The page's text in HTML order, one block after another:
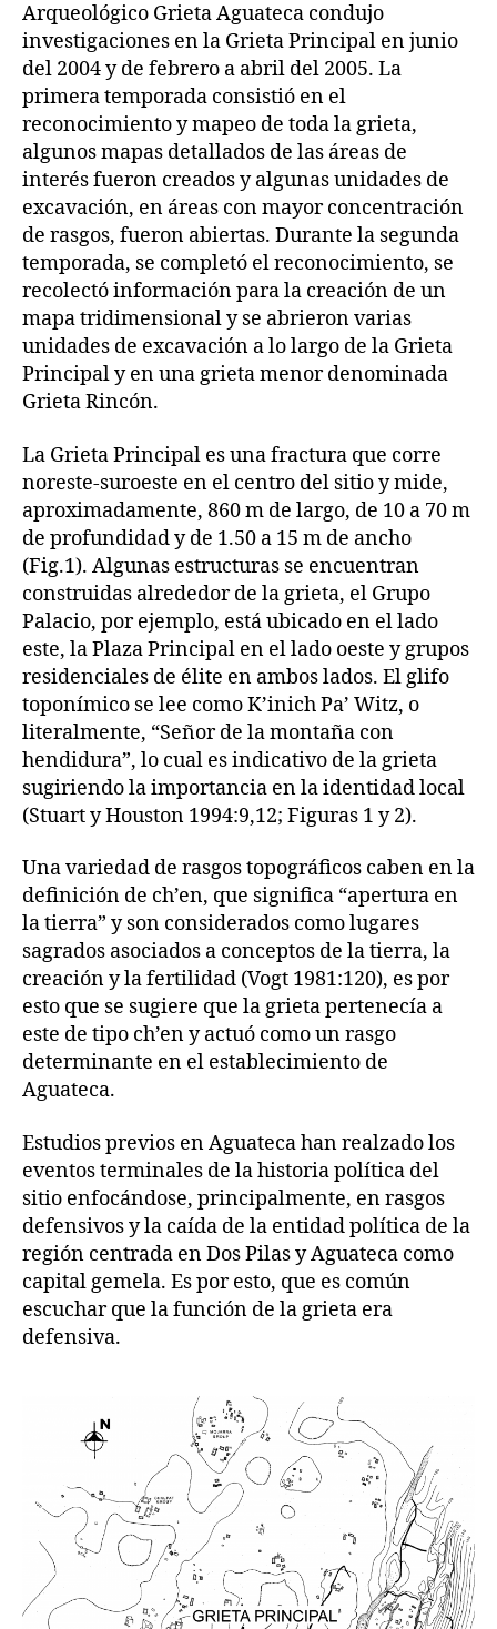
Arqueológico Grieta Aguateca condujo
investigaciones en la Grieta Principal en junio
del 2004 y de febrero a abril del 2005. La
primera temporada consistió en el
reconocimiento y mapeo de toda la grieta,
algunos mapas detallados de las áreas de
interés fueron creados y algunas unidades de
excavación, en áreas con mayor concentración
de rasgos, fueron abiertas. Durante la segunda
temporada, se completó el reconocimiento, se
recolectó información para la creación de un
mapa tridimensional y se abrieron varias
unidades de excavación a lo largo de la Grieta
Principal y en una grieta menor denominada
Grieta Rincón.
La Grieta Principal es una fractura que corre
noreste-suroeste en el centro del sitio y mide,
aproximadamente, 860 m de largo, de 10 a 70 m
de profundidad y de 1.50 a 15 m de ancho
(Fig.1). Algunas estructuras se encuentran
construidas alrededor de la grieta, el Grupo
Palacio, por ejemplo, está ubicado en el lado
este, la Plaza Principal en el lado oeste y grupos
residenciales de élite en ambos lados. El glifo
toponímico se lee como K’inich Pa’ Witz, o
literalmente, “Señor de la montaña con
hendidura”, lo cual es indicativo de la grieta
sugiriendo la importancia en la identidad local
(Stuart y Houston 1994:9,12; Figuras 1 y 2).
Una variedad de rasgos topográficos caben en la
definición de ch’en, que significa “apertura en
la tierra” y son considerados como lugares
sagrados asociados a conceptos de la tierra, la
creación y la fertilidad (Vogt 1981:120), es por
esto que se sugiere que la grieta pertenecía a
este de tipo ch’en y actuó como un rasgo
determinante en el establecimiento de
Aguateca.
Estudios previos en Aguateca han realzado los
eventos terminales de la historia política del
sitio enfocándose, principalmente, en rasgos
defensivos y la caída de la entidad política de la
región centrada en Dos Pilas y Aguateca como
capital gemela. Es por esto, que es común
escuchar que la función de la grieta era
defensiva.